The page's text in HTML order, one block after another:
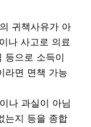
귀책사유가 아
나 사고로 의료
등으로 소득이
라면 면책 가능
나 과실이 아님
는지 등을 종합